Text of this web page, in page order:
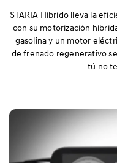
Interior
Prestaciones
STARIA Híbrido lleva la
con su motorización
gasolina y un motor
de frenado regenerativo
tú no